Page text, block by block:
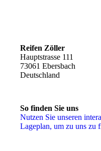
Reifen Zöller
Hauptstrasse 111
73061 Ebersbach
Deutschland
So finden Sie uns
Nutzen Sie unseren
La­ge­plan, um zu uns zu